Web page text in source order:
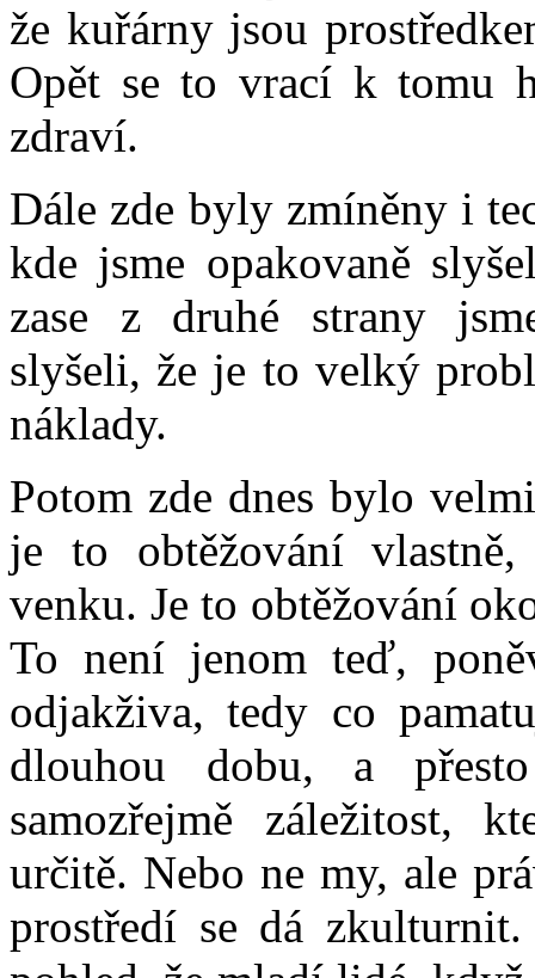
že kuřárny jsou
Opět se to vrací k tomu
zdraví.
Dále zde byly zmíněny i
kde jsme opakovaně
zase z druhé strany
slyšeli, že je to velký
náklady.
Potom zde dnes bylo
je to obtěžování
venku. Je to obtěžování
To není jenom teď,
odjakživa, tedy co
dlouhou dobu, a
samozřejmě záležitost,
určitě. Nebo ne my, ale
prostředí se dá